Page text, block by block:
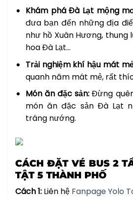
Khám phá Đà Lạt mộng
đưa bạn đến những địa
như hồ Xuân Hương,
hoa Đà Lạt…
Trải nghiệm khí hậu mát
quanh năm mát mẻ, rất
Món ăn đặc sản: Đừng
món ăn đặc sản Đà Lạt
tráng nướng.
CÁCH ĐẶT VÉ BUS 2
TẬT 5 THÀNH PHỐ
Cách 1: Liên hệ Fanpage Yolo